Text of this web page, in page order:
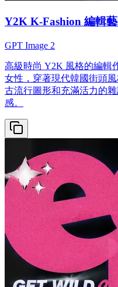
Y2K K-Fashion 編輯
GPT Image 2
高級時尚 Y2K 風格的編輯
女性，穿著現代韓國街頭
古流行圖形和充滿活力的
感。